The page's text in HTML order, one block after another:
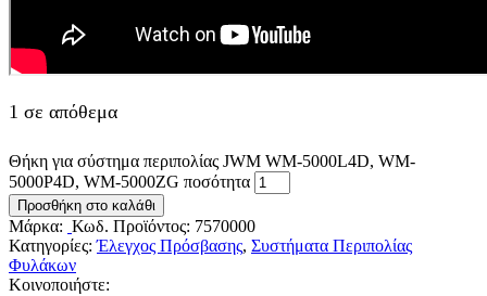
1 σε απόθεμα
Θήκη για σύστημα περιπολίας JWM WM-5000L4D, WM-
5000P4D, WM-5000ZG ποσότητα
Προσθήκη στο καλάθι
Μάρκα: Κωδ. Προϊόντος: 7570000
Κατηγορίες:Έλεγχος Πρόσβασης, Συστήματα Περιπολίας
Φυλάκων
Κοινοποιήστε: